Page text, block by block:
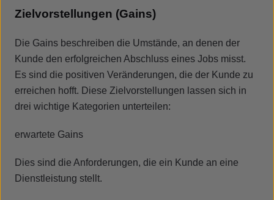
Zielvorstellungen (Gains)
Die Gains beschreiben die Umstände, an denen der
Kunde den erfolgreichen Abschluss eines Jobs misst.
Es sind die positiven Veränderungen, die der Kunde zu
erreichen hofft. Diese Zielvorstellungen lassen sich in
drei wichtige Kategorien unterteilen:
erwartete Gains
Dies sind die Anforderungen, die ein Kunde an eine
Dienstleistung stellt.